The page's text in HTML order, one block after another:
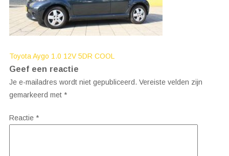
Bericht
navigatie
Toyota Aygo 1.0 12V 5DR COOL
Geef een reactie
Je e-mailadres wordt niet gepubliceerd. Vereiste velden zijn
gemarkeerd met *
Reactie *